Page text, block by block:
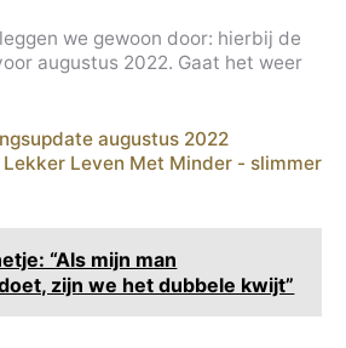
we gewoon door: hierbij de
augustus 2022. Gaat het weer
augustus 2022
Lekker Leven Met Minder - slimmer
“Als mijn man
zijn we het dubbele kwijt”